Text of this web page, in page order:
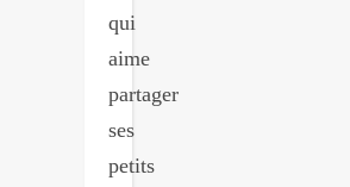
qui
aime
partager
ses
petits